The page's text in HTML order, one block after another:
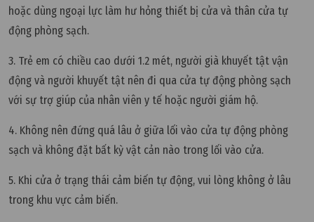
hoặc dùng ngoại lực làm hư hỏng thiết bị cửa và thân cửa tự
động phòng sạch.
3. Trẻ em có chiều cao dưới 1.2 mét, người già khuyết tật vận
động và người khuyết tật nên đi qua cửa tự động phòng sạch
với sự trợ giúp của nhân viên y tế hoặc người giám hộ.
4. Không nên đứng quá lâu ở giữa lối vào cửa tự động phòng
sạch và không đặt bất kỳ vật cản nào trong lối vào cửa.
5. Khi cửa ở trạng thái cảm biến tự động, vui lòng không ở lâu
trong khu vực cảm biến.